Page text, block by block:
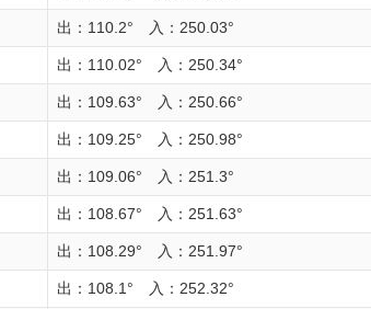
出：110.2° 入：250.03°
出：110.02° 入：250.34°
出：109.63° 入：250.66°
出：109.25° 入：250.98°
出：109.06° 入：251.3°
出：108.67° 入：251.63°
出：108.29° 入：251.97°
出：108.1° 入：252.32°